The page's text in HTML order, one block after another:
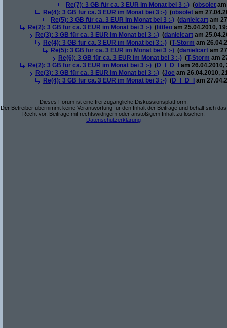
Re(7): 3 GB für ca. 3 EUR im Monat bei 3 :-) (obsolet
Re(4): 3 GB für ca. 3 EUR im Monat bei 3 :-) (obsolet am
Re(5): 3 GB für ca. 3 EUR im Monat bei 3 :-) (danielcart am
Re(2): 3 GB für ca. 3 EUR im Monat bei 3 :-) ( littleo am 25.04.2010,
Re(3): 3 GB für ca. 3 EUR im Monat bei 3 :-) (danielcart am
Re(4): 3 GB für ca. 3 EUR im Monat bei 3 :-) (T-Storm am
Re(5): 3 GB für ca. 3 EUR im Monat bei 3 :-) (danielcart am
Re(6): 3 GB für ca. 3 EUR im Monat bei 3 :-) (T-Storm am
Re(2): 3 GB für ca. 3 EUR im Monat bei 3 :-) (D_I_D_I
am 26.04.2010,
Re(3): 3 GB für ca. 3 EUR im Monat bei 3 :-) (Joe am 26.04.2010,
Re(4): 3 GB für ca. 3 EUR im Monat bei 3 :-) (D_I_D_I am
Dieses Forum ist eine frei zugängliche Diskussionsplattform.
Der Betreiber übernimmt keine Verantwortung für den Inhalt der Beiträge und behält sich das
Recht vor, Beiträge mit rechtswidrigem oder anstößigem Inhalt zu löschen.
Datenschutzerklärung